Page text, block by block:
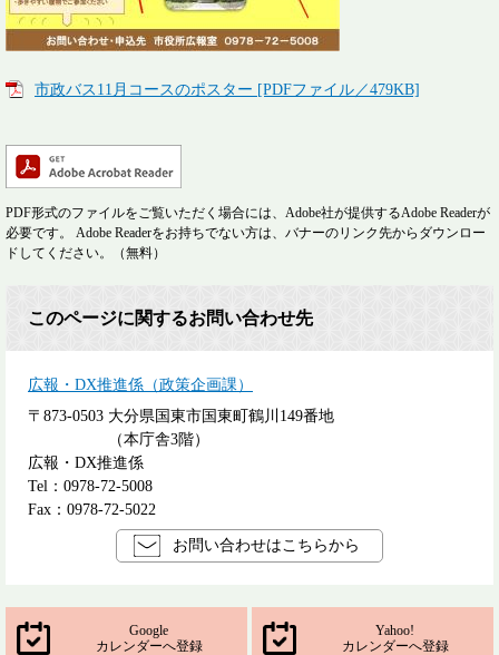
市政バス11月コースのポスター [PDFファイル／479KB]
PDF形式のファイルをご覧いただく場合には、Adobe社が提供するAdobe Readerが
必要です。
Adobe Readerをお持ちでない方は、バナーのリンク先からダウンロー
ドしてください。（無料）
このページに関するお問い合わせ先
広報・DX推進係（政策企画課）
〒873-0503 大分県国東市国東町鶴川149番地
（本庁舎3階）
広報・DX推進係
Tel：0978-72-5008
Fax：0978-72-5022
お問い合わせはこちらから
Google
カレンダーへ登録
Yahoo!
カレンダーへ登録